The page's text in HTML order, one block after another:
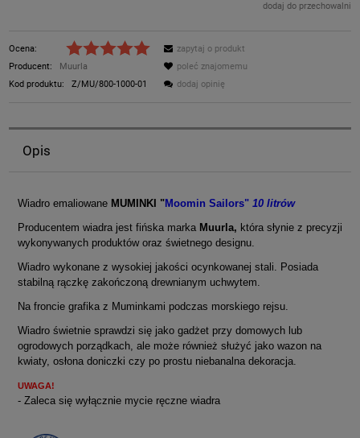
dodaj do przechowalni
Ocena:
Producent:
Muurla
Kod produktu:
Z/MU/800-1000-01
zapytaj o produkt
poleć znajomemu
dodaj opinię
Opis
Wiadro emaliowane MUMINKI "Moomin Sailors" 10 litrów
Producentem wiadra jest fińska marka Muurla, która słynie z precyzji
wykonywanych produktów oraz świetnego designu.
Wiadro wykonane z wysokiej jakości ocynkowanej stali. Posiada
stabilną rączkę zakończoną drewnianym uchwytem.
Na froncie grafika z Muminkami podczas morskiego rejsu.
Wiadro świetnie sprawdzi się jako gadżet przy domowych lub
ogrodowych porządkach, ale może również służyć jako wazon na
kwiaty, osłona doniczki czy po prostu niebanalna dekoracja.
UWAGA!
- Zaleca się wyłącznie mycie ręczne wiadra